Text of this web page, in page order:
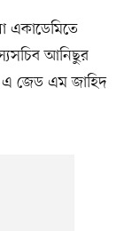
একাডেমিতে
আনিছুর
এ জেড এম জাহিদ